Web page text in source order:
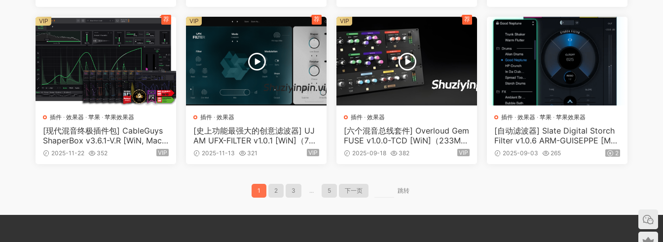
插件 · 效果器 · 苹果 · 苹果效果器
[现代混音终极插件包] CableGuys
ShaperBox v3.6.1-V.R [WiN, MacO
SX]（20.63MB+111.97MB）
2025-11-22 352 VIP
VIP 荐
插件 · 效果器
[史上功能最强大的创意滤波器] UJ
AM UFX-FILTER v1.0.1 [WiN]（73.
0MB+75MB）
2025-11-13 321 VIP
VIP 荐
插件 · 效果器
[六个混音总线套件] Overloud Gem
FUSE v1.0.0-TCD [WiN]（233M
B）2025-09-18 382 VIP
VIP 荐
插件 · 效果器 · 苹果 · 苹果效果器
[自动滤波器] Slate Digital Storch
Filter v1.0.6 ARM-GUISEPPE [Mac
OSX]（68MB）
2025-09-03 265 2
1 2 3 ... 5 下一页 跳转